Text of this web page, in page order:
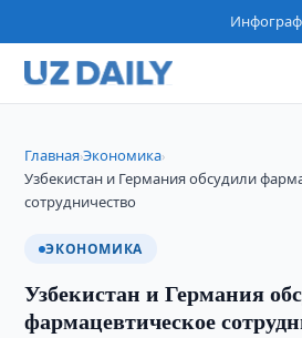
Главная›Экономика›
Узбекистан и Германия обсудили
сотрудничество
ЭКОНОМИКА
Узбекистан и Германия
фармацевтическое